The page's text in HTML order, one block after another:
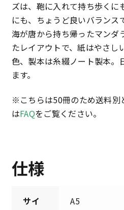
ズは、鞄に入れて持ち歩くに
にも、ちょうど良いバラン
海が唐から持ち帰ったマン
たレイアウトで、紙はやさし
色、製本は糸綴ノート製本。
ます。
※こちらは50冊のため送料別
はFAQをご覧ください。
仕様
サイ
A5